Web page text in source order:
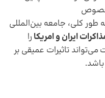
خصوص
طور کلی، جامعه بین‌المللی
ایران و امریکا را
می‌تواند تاثیرات عمیقی بر